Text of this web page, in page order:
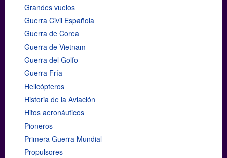
Grandes vuelos
Guerra Civil Española
Guerra de Corea
Guerra de Vietnam
Guerra del Golfo
Guerra Fría
Helicópteros
Historia de la Aviación
Hitos aeronáuticos
Pioneros
Primera Guerra Mundial
Propulsores